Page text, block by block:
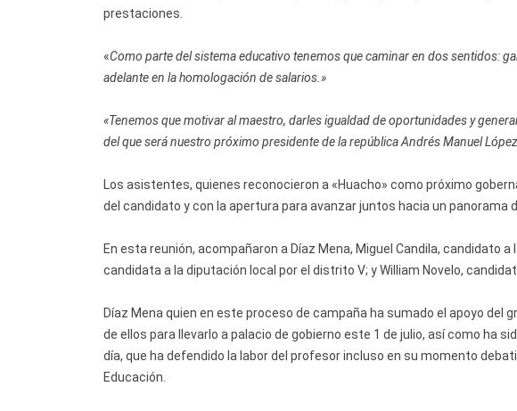
prestaciones.
«Como parte del sistema educativo tenemos que caminar en dos sentidos:
adelante en la homologación de salarios.»
«Tenemos que motivar al maestro, darles igualdad de oportunidades y
del que será nuestro próximo presidente de la república Andrés Manuel
Los asistentes, quienes reconocieron a «Huacho» como próximo
del candidato y con la apertura para avanzar juntos hacia un panorama
En esta reunión, acompañaron a Díaz Mena, Miguel Candila, candidato
candidata a la diputación local por el distrito V; y William Novelo,
Díaz Mena quien en este proceso de campaña ha sumado el apoyo
de ellos para llevarlo a palacio de gobierno este 1 de julio, así como ha
día, que ha defendido la labor del profesor incluso en su momento
Educación.